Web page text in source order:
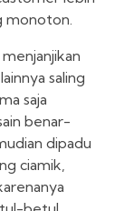
monoton.
saling
saja
benar-
dipadu
ciamik,